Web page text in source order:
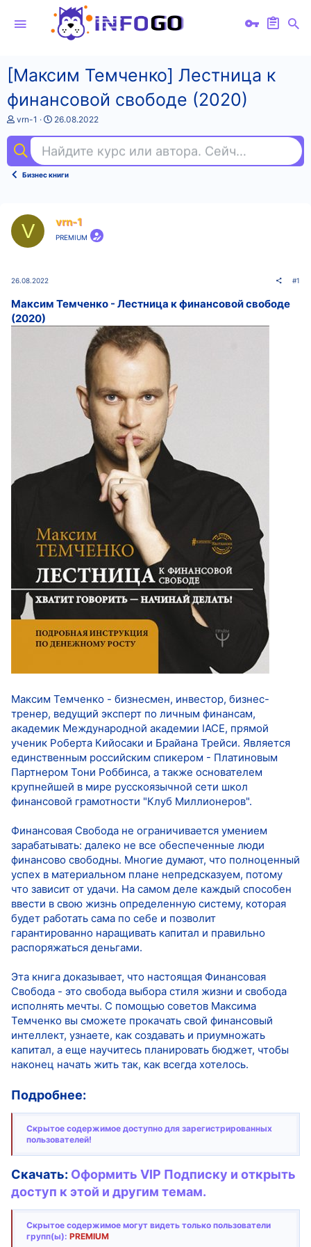
[Максим Темченко] Лестница к
финансовой свободе (2020)
А
т
о
т
vrn-1
Д
а
н
а
а
26.08.2022
Найдите курс или автора. Сейчас ищут
Бизнес книги
V vrn-1
PREMIUM
26.08.2022 #1
Максим Темченко - Лестница к финансовой свободе
(2020)
Максим Темченко - бизнесмен, инвестор, бизнес-
тренер, ведущий эксперт по личным финансам,
академик Международной академии IACE, прямой
ученик Роберта Кийосаки и Брайана Трейси. Является
единственным российским спикером - Платиновым
Партнером Тони Роббинса, а также основателем
крупнейшей в мире русскоязычной сети школ
финансовой грамотности "Клуб Миллионеров".
Финансовая Свобода не ограничивается умением
зарабатывать: далеко не все обеспеченные люди
финансово свободны. Многие думают, что полноценный
успех в материальном плане непредсказуем, потому
что зависит от удачи. На самом деле каждый способен
ввести в свою жизнь определенную систему, которая
будет работать сама по себе и позволит
гарантированно наращивать капитал и правильно
распоряжаться деньгами.
Эта книга доказывает, что настоящая Финансовая
Свобода - это свобода выбора стиля жизни и свобода
исполнять мечты. С помощью советов Максима
Темченко вы сможете прокачать свой финансовый
интеллект, узнаете, как создавать и приумножать
капитал, а еще научитесь планировать бюджет, чтобы
наконец начать жить так, как всегда хотелось.
Подробнее:
Скрытое содержимое доступно для зарегистрированных
пользователей!
Скачать: Оформить VIP Подписку и открыть
доступ к этой и другим темам.
Скрытое содержимое могут видеть только пользователи
групп(ы): PREMIUM